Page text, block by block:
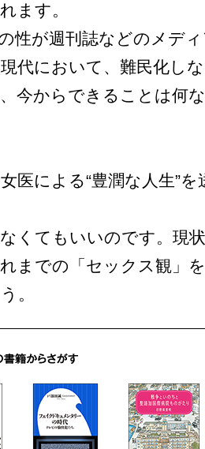
ます。
性が週刊誌などのメデ
代において、難民化し
今からできることは何
医による“豊潤な人生”
くてもいいのです。現
までの「セックス観」
。